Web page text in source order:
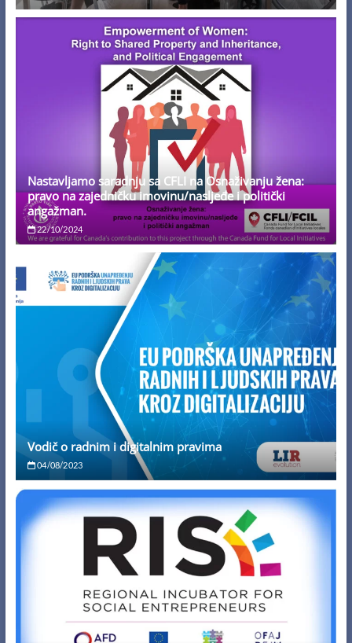
Nastavljamo saradnju sa CFLI na Osnaživanju žena:
pravo na zajedničku imovinu/nasljeđe i politički
angažman.
22/10/2024
Vodič o radnim i digitalnim pravima
04/08/2023